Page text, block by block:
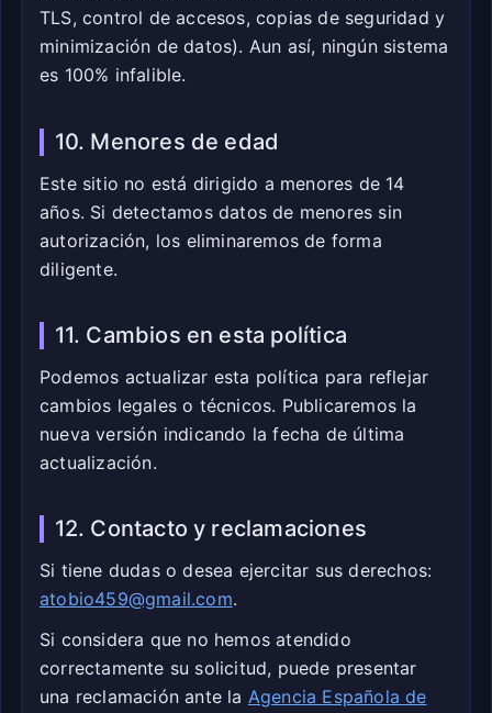
TLS, control de accesos, copias de seguridad y
minimización de datos). Aun así, ningún sistema
es 100% infalible.
10. Menores de edad
Este sitio no está dirigido a menores de 14
años. Si detectamos datos de menores sin
autorización, los eliminaremos de forma
diligente.
11. Cambios en esta política
Podemos actualizar esta política para reflejar
cambios legales o técnicos. Publicaremos la
nueva versión indicando la fecha de última
actualización.
12. Contacto y reclamaciones
Si tiene dudas o desea ejercitar sus derechos:
atobio459@gmail.com.
Si considera que no hemos atendido
correctamente su solicitud, puede presentar
una reclamación ante la Agencia Española de